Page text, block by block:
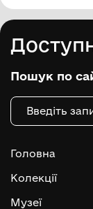
Пошук по
Головна
Колекції
Музеї